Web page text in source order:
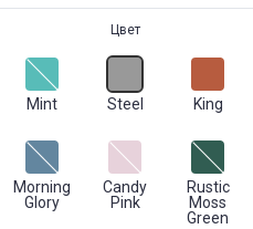
Цвет
Mint Steel King
Morning
Glory
Candy
Pink
Rustic
Moss
Green